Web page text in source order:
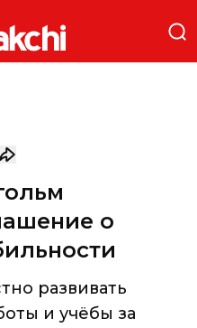
о
развивать
и учёбы за